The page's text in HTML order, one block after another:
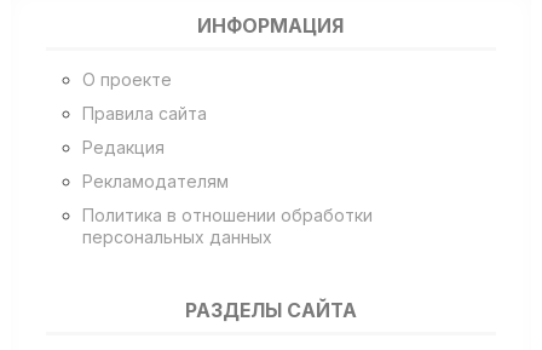
ИНФОРМАЦИЯ
О проекте
Правила сайта
Редакция
Рекламодателям
Политика в отношении обработки
персональных данных
РАЗДЕЛЫ САЙТА